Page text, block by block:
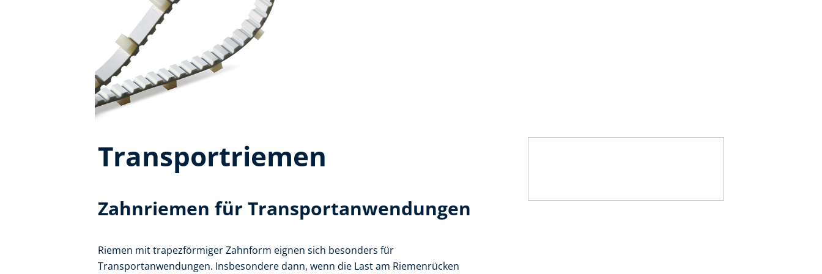
Transportriemen
Zahnriemen für Transportanwendungen
Riemen mit trapezförmiger Zahnform eignen sich besonders für
Transportanwendungen. Insbesondere dann, wenn die Last am Riemenrücken